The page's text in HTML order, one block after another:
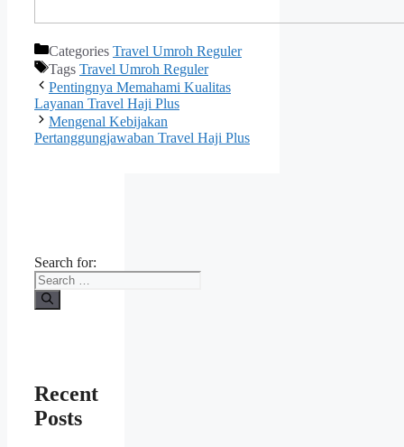
Categories Travel Umroh Reguler
Tags Travel Umroh Reguler
Pentingnya Memahami Kualitas
Layanan Travel Haji Plus
Mengenal Kebijakan
Pertanggungjawaban Travel Haji Plus
Search for:
Recent
Posts